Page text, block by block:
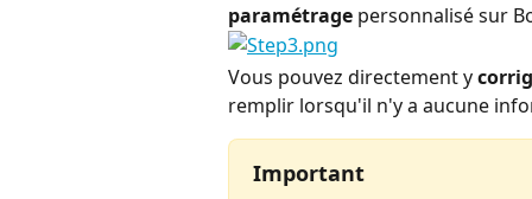
paramétrage personnalisé sur
Vous pouvez directement y
remplir lorsqu'il n'y a aucune
Important